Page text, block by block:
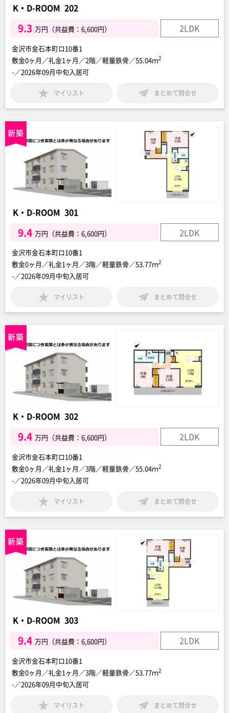
K・D-ROOM 202
9.3 万円（共益費：6,600円） 2LDK
金沢市金石本町ロ10番1
敷金0ヶ月／礼金1ヶ月／2階／軽量鉄骨／55.04ｍ2
-／2026年09月中旬入居可
マイリスト まとめて問合せ
K・D-ROOM 301
9.4 万円（共益費：6,600円） 2LDK
金沢市金石本町ロ10番1
敷金0ヶ月／礼金1ヶ月／3階／軽量鉄骨／53.77ｍ2
-／2026年09月中旬入居可
マイリスト まとめて問合せ
K・D-ROOM 302
9.4 万円（共益費：6,600円） 2LDK
金沢市金石本町ロ10番1
敷金0ヶ月／礼金1ヶ月／3階／軽量鉄骨／55.04ｍ2
-／2026年09月中旬入居可
マイリスト まとめて問合せ
K・D-ROOM 303
9.4 万円（共益費：6,600円） 2LDK
金沢市金石本町ロ10番1
敷金0ヶ月／礼金1ヶ月／3階／軽量鉄骨／53.77ｍ2
-／2026年09月中旬入居可
マイリスト まとめて問合せ